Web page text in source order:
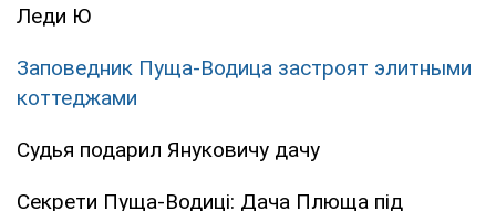
Леди Ю
Заповедник Пуща-Водица застроят элитными
коттеджами
Судья подарил Януковичу дачу
Секрети Пуща-Водиці: Дача Плюща під